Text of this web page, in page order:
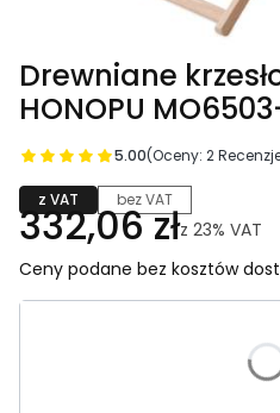
Drewniane
HONOPU
5.00(Oceny: 2
z VAT bez VAT
332,06 złz 23% VAT
Ceny podane bez kosztów
Poszczególne warianty